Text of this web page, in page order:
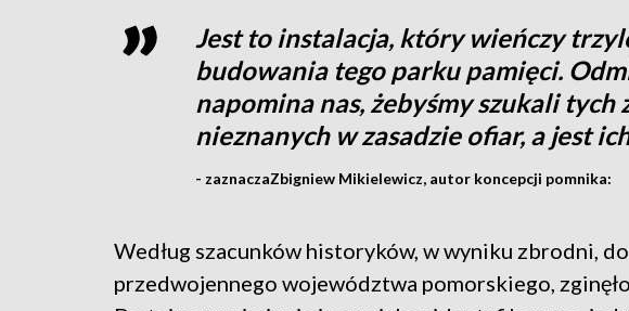
Jest to instalacja, który wieńczy
budowania tego parku pamięci.
napomina nas, żebyśmy szukali tych
nieznanych w zasadzie ofiar, a jest
- zaznaczaZbigniew Mikielewicz, autor koncepcji pomnika:
Według szacunków historyków, w wyniku zbrodni,
przedwojennego województwa pomorskiego,